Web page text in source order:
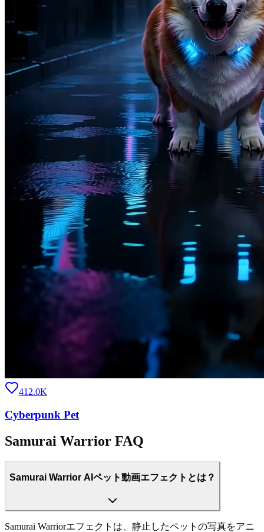
412.0K
Cyberpunk Pet
Samurai Warrior FAQ
Samurai Warrior AIペット動画エフェクトとは？
Samurai Warriorエフェクトは、静止したペットの写真をアニ